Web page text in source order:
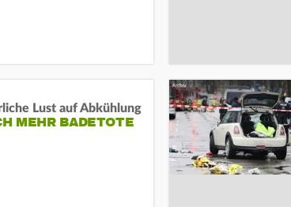
Lust auf Abkühlung
MEHR BADETOTE